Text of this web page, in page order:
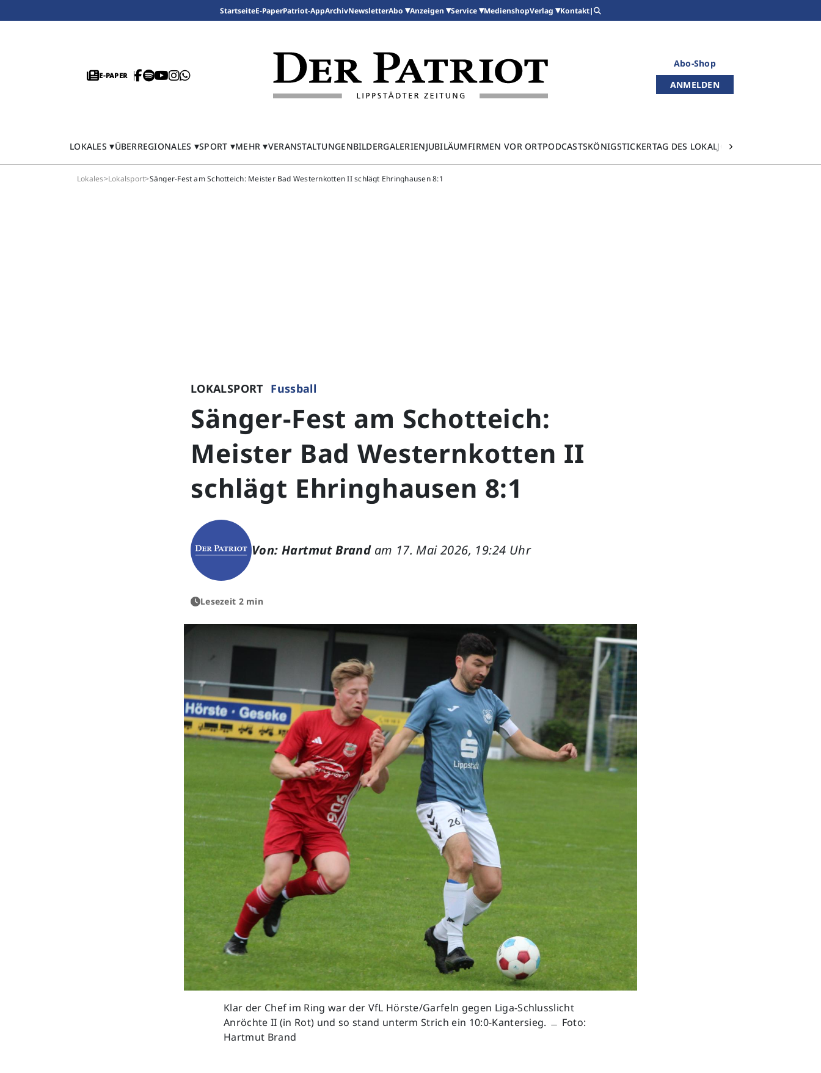
StartseiteE-PaperPatriot-AppArchivNewsletterAbo Anzeigen Service MedienshopVerlag Kontakt|
E-PAPER
Abo-Shop
ANMELDEN
LOKALES ÜBERREGIONALES SPORT MEHR VERANSTALTUNGENBILDERGALERIENJUBILÄUMFIRMEN VOR ORTPODCASTSKÖNIGSTICKERTAG DES LOKALJOURNALISMUS
Lokales>Lokalsport>Sänger-Fest am Schotteich: Meister Bad Westernkotten II schlägt Ehringhausen 8:1
LOKALSPORT Fussball
Sänger-Fest am Schotteich:
Meister Bad Westernkotten II
schlägt Ehringhausen 8:1
Von: Hartmut Brand am 17. Mai 2026, 19:24 Uhr
Lesezeit 2 min
Klar der Chef im Ring war der VfL Hörste/Garfeln gegen Liga-Schlusslicht
Anröchte II (in Rot) und so stand unterm Strich ein 10:0-Kantersieg. ﹘ Foto:
Hartmut Brand